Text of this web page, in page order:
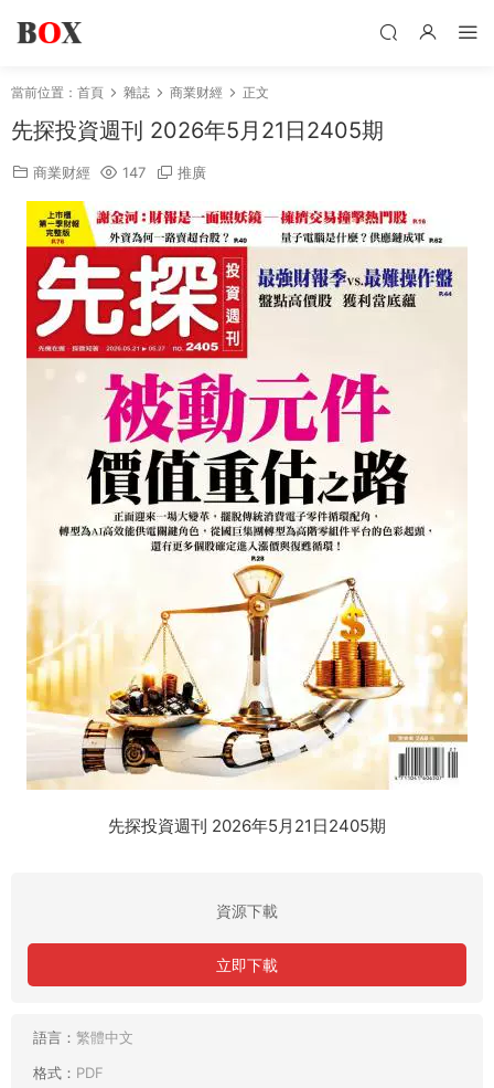
當前位置： 首頁 雜誌 商業财經 正文
先探投資週刊 2026年5月21日2405期
商業财經 147 推廣
先探投資週刊 2026年5月21日2405期
資源下載
立即下載
語言： 繁體中文
格式： PDF